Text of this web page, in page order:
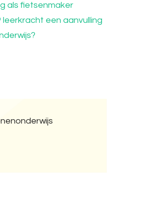
als fietsenmaker
leerkracht een aanvulling